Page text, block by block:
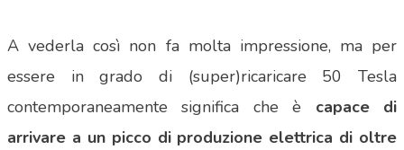
A vederla così non fa molta impressione, ma per
essere in grado di (super)ricaricare 50 Tesla
contemporaneamente significa che è capace di
arrivare a un picco di produzione elettrica di oltre